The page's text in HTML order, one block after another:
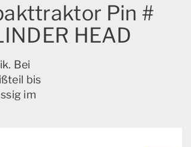
Pin #
HEAD
Bei
bis
im